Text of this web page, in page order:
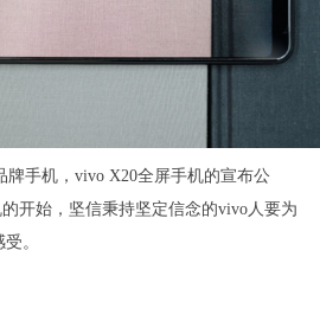
牌手机，vivo X20全屏手机的宣布公
开始，坚信秉持坚定信念的vivo人要为
。